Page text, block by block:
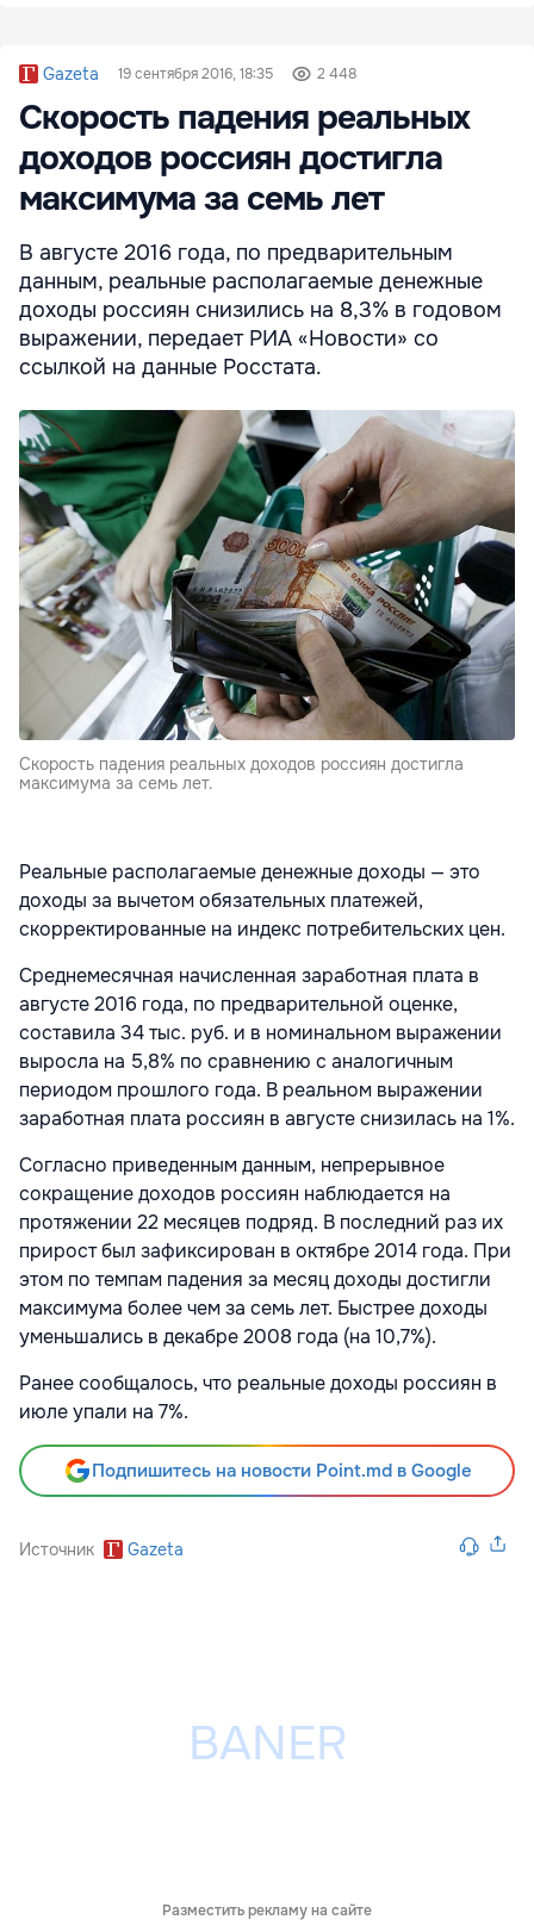
Gazeta 19 сентября 2016, 18:35 2 448
Скорость падения реальных
доходов россиян достигла
максимума за семь лет
В августе 2016 года, по предварительным
данным, реальные располагаемые денежные
доходы россиян снизились на 8,3% в годовом
выражении, передает РИА «Новости» со
ссылкой на данные Росстата.
Скорость падения реальных доходов россиян достигла
максимума за семь лет.
Реальные располагаемые денежные доходы — это
доходы за вычетом обязательных платежей,
скорректированные на индекс потребительских цен.
Среднемесячная начисленная заработная плата в
августе 2016 года, по предварительной оценке,
составила 34 тыс. руб. и в номинальном выражении
выросла на 5,8% по сравнению с аналогичным
периодом прошлого года. В реальном выражении
заработная плата россиян в августе снизилась на 1%.
Согласно приведенным данным, непрерывное
сокращение доходов россиян наблюдается на
протяжении 22 месяцев подряд. В последний раз их
прирост был зафиксирован в октябре 2014 года. При
этом по темпам падения за месяц доходы достигли
максимума более чем за семь лет. Быстрее доходы
уменьшались в декабре 2008 года (на 10,7%).
Ранее сообщалось, что реальные доходы россиян в
июле упали на 7%.
Подпишитесь на новости Point.md в Google
Источник Gazeta
Разместить рекламу на сайте